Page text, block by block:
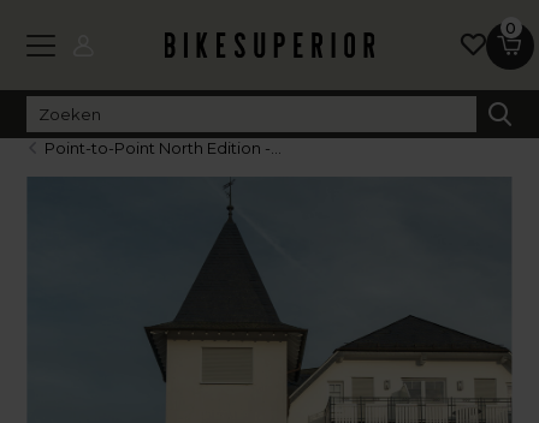
0
Point-to-Point North Edition -...